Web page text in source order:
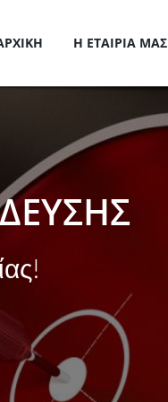
Η ΕΤΑΙΡΙΑ ΜΑΣ